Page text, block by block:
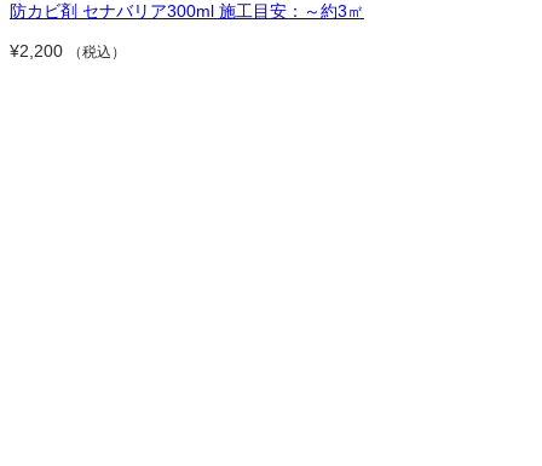
防カビ剤 セナバリア300ml 施工目安：～約3㎡
¥2,200 （税込）